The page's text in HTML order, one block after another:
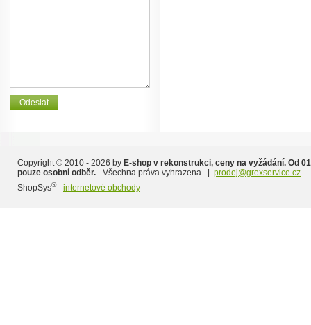
Copyright © 2010 - 2026 by E-shop v rekonstrukci, ceny na vyžádání. Od
pouze osobní odběr. - Všechna práva vyhrazena. | prodej@grexservice.cz
ShopSys®- internetové obchody